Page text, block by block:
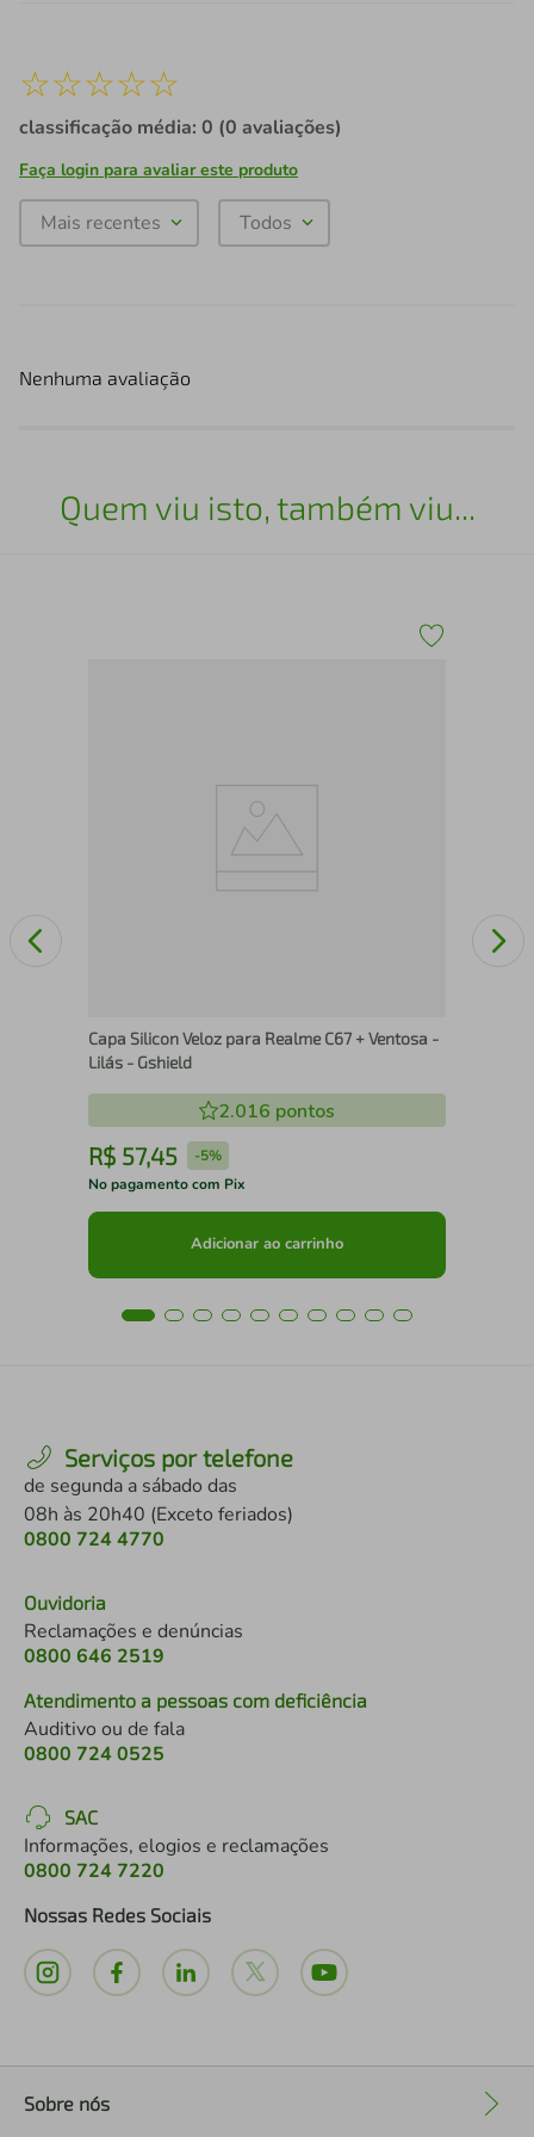
☆☆☆☆☆
classificação média: 0 (0 avaliações)
Faça login para avaliar este produto
Mais recentes Todos
Nenhuma avaliação
Quem viu isto, também viu...
Capa Silicon Veloz para Realme C67 + Ventosa -
Lilás - Gshield
2.016 pontos
R$ 57,45 -5%
No pagamento com Pix
Adicionar ao carrinho
Serviços por telefone
de segunda a sábado das
08h às 20h40 (Exceto feriados)
0800 724 4770
Ouvidoria
Reclamações e denúncias
0800 646 2519
Atendimento a pessoas com deficiência
Auditivo ou de fala
0800 724 0525
SAC
Informações, elogios e reclamações
0800 724 7220
Nossas Redes Sociais
Sobre nós